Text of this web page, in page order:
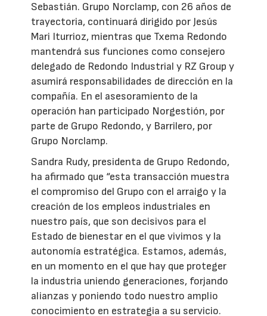
Sebastián. Grupo Norclamp, con 26 años de
trayectoria, continuará dirigido por Jesús
Mari Iturrioz, mientras que Txema Redondo
mantendrá sus funciones como consejero
delegado de Redondo Industrial y RZ Group y
asumirá responsabilidades de dirección en la
compañía. En el asesoramiento de la
operación han participado Norgestión, por
parte de Grupo Redondo, y Barrilero, por
Grupo Norclamp.
Sandra Rudy, presidenta de Grupo Redondo,
ha afirmado que “esta transacción muestra
el compromiso del Grupo con el arraigo y la
creación de los empleos industriales en
nuestro país, que son decisivos para el
Estado de bienestar en el que vivimos y la
autonomía estratégica. Estamos, además,
en un momento en el que hay que proteger
la industria uniendo generaciones, forjando
alianzas y poniendo todo nuestro amplio
conocimiento en estrategia a su servicio.